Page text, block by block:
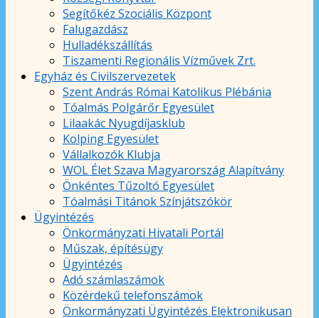
Segítőkéz Szociális Központ
Falugazdász
Hulladékszállítás
Tiszamenti Regionális Vízművek Zrt.
Egyház és Civilszervezetek
Szent András Római Katolikus Plébánia
Tóalmás Polgárőr Egyesület
Lilaakác Nyugdíjasklub
Kolping Egyesület
Vállalkozók Klubja
WOL Élet Szava Magyarország Alapítvány
Önkéntes Tűzoltó Egyesület
Tóalmási Titánok Színjátszókör
Ügyintézés
Önkormányzati Hivatali Portál
Műszak, építésügy
Ügyintézés
Adó számlaszámok
Közérdekű telefonszámok
Önkormányzati Ügyintézés Elektronikusan